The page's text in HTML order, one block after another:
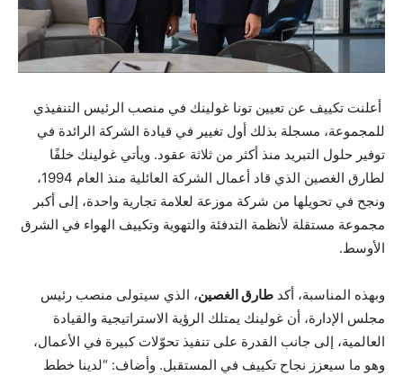
أعلنت تكييف عن تعيين تونا غولينك في منصب الرئيس التنفيذي
للمجموعة، مسجلة بذلك أول تغيير في قيادة الشركة الرائدة في
توفير حلول التبريد منذ أكثر من ثلاثة عقود. ويأتي غولينك خلفًا
لطارق الغصين الذي قاد أعمال الشركة العائلية منذ العام 1994،
ونجح في تحويلها من شركة موزعة لعلامة تجارية واحدة، إلى أكبر
مجموعة مستقلة لأنظمة التدفئة والتهوية وتكييف الهواء في الشرق
الأوسط.
وبهذه المناسبة، أكد طارق الغصين، الذي سيتولى منصب رئيس
مجلس الإدارة، أن غولينك يمتلك الرؤية الاستراتيجية والقيادة
العالمية، إلى جانب القدرة على تنفيذ تحوّلات كبيرة في الأعمال،
وهو ما سيعزز نجاح تكييف في المستقبل. وأضاف: “لدينا خطط